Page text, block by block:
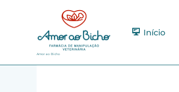
conteúdo
Amor ao Bicho
Início